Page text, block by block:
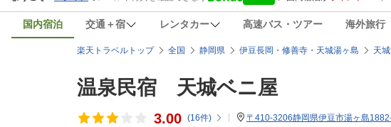
国内宿泊 交通＋宿 レンタカー 高速バス・ツアー 海外旅行
楽天トラベルトップ 全国 静岡県 伊豆長岡・修善寺・天城湯ヶ島 天
温泉民宿 天城ベニ屋
3.00 (16件) 〒410-3206静岡県伊豆市湯ヶ島